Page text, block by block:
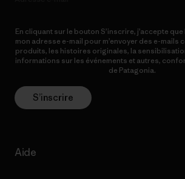
En cliquant sur le bouton S’inscrire, j’accepte
mon adresse e-mail pour m’envoyer des e-mails
produits, les histoires originales, la
informations sur les événements et autres,
de Patagonia.
S’inscrire
Aide